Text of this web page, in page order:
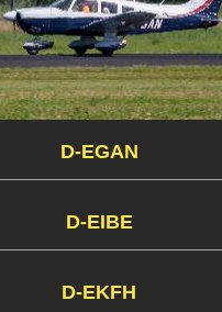
D-EGAN
D-EIBE
D-EKFH